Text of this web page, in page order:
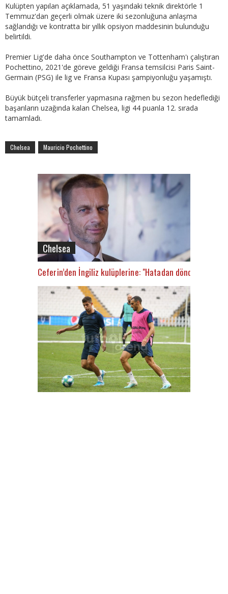
Kulüpten yapılan açıklamada, 51 yaşındaki teknik direktörle 1
Temmuz'dan geçerli olmak üzere iki sezonluğuna anlaşma
sağlandığı ve kontratta bir yıllık opsiyon maddesinin bulunduğu
belirtildi.
Premier Lig'de daha önce Southampton ve Tottenham'ı çalıştıran
Pochettino, 2021'de göreve geldiği Fransa temsilcisi Paris Saint-
Germain (PSG) ile lig ve Fransa Kupası şampiyonluğu yaşamıştı.
Büyük bütçeli transferler yapmasına rağmen bu sezon hedeflediği
başarıların uzağında kalan Chelsea, ligi 44 puanla 12. sırada
tamamladı.
Chelsea Mauricio Pochettino
Chelsea
Ceferin’den İngiliz kulüplerine: "Hatadan döndüler"